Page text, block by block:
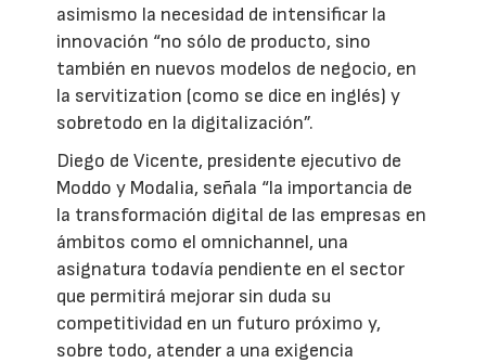
asimismo la necesidad de intensificar la
innovación “no sólo de producto, sino
también en nuevos modelos de negocio, en
la servitization (como se dice en inglés) y
sobretodo en la digitalización”.
Diego de Vicente, presidente ejecutivo de
Moddo y Modalia, señala “la importancia de
la transformación digital de las empresas en
ámbitos como el omnichannel, una
asignatura todavía pendiente en el sector
que permitirá mejorar sin duda su
competitividad en un futuro próximo y,
sobre todo, atender a una exigencia